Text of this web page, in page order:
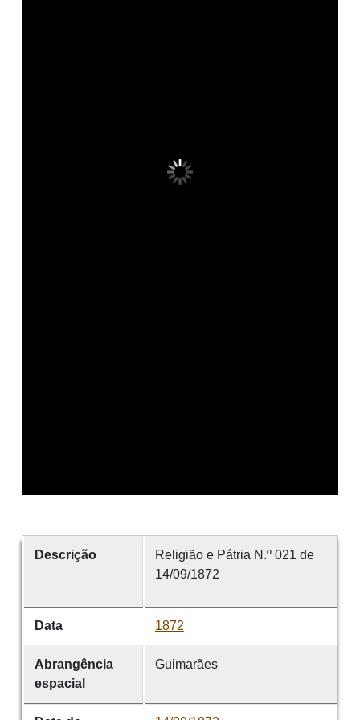
Descrição
Religião e Pátria N.º 021 de
14/09/1872
Data 1872
Abrangência
espacial
Guimarães